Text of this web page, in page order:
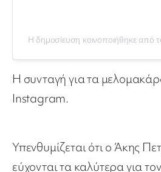
Η δημοσίευση κοινοποιήθηκε
Η συνταγή για τα
Instagram.
Υπενθυμίζεται ότι ο Άκης
εύχονται τα καλύτερα για